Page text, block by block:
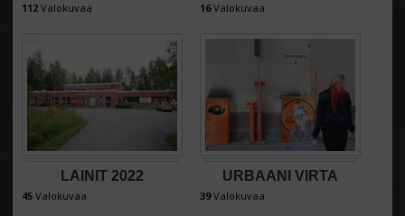
112 Valokuvaa 16Valokuvaa
LAINIT 2022
45 Valokuvaa
URBAANI VIRTA
39Valokuvaa